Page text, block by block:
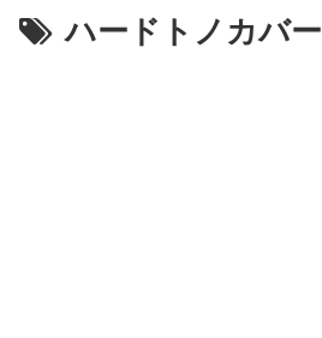
ハードトノカバー